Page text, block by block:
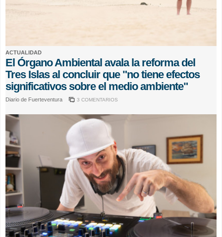
ACTUALIDAD
El Órgano Ambiental avala la reforma del
Tres Islas al concluir que "no tiene efectos
significativos sobre el medio ambiente"
Diario de Fuerteventura 3 COMENTARIOS